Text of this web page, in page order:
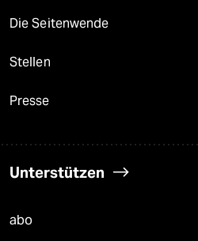
Die Seitenwende
Stellen
Presse
Unterstützen
abo